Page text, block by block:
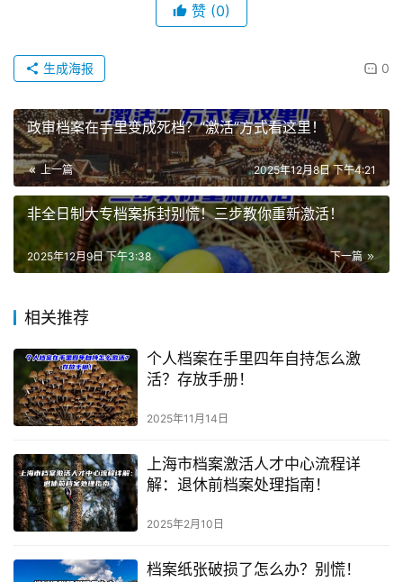
赞 (0)
0
生成海报
政审档案在手里变成死档？“激活”方式看这里！
上一篇 2025年12月8日 下午4:21
非全日制大专档案拆封别慌！三步教你重新激活！
下一篇
2025年12月9日 下午3:38
相关推荐
个人档案在手里四年自持怎么激
活？存放手册！
2025年11月14日
上海市档案激活人才中心流程详
解：退休前档案处理指南！
2025年2月10日
档案纸张破损了怎么办？别慌！